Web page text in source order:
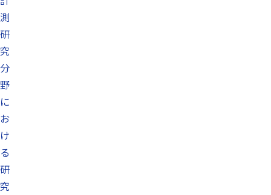
測
研
究
分
野
に
お
け
る
研
究